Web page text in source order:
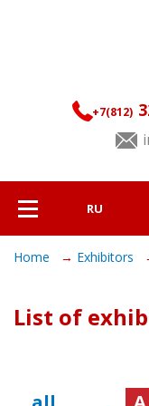
+7(812)
RU
About
Visitors
Services
Home Exhibitors
List of